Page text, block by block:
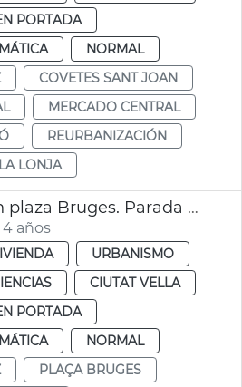
PORTADA
NORMAL
COVETES SANT JOAN
MERCADO CENTRAL
REURBANIZACIÓN
LA LONJA
Reurbanización plaza Bruges. Parada flors
años
URBANISMO
CIUTAT VELLA
PORTADA
NORMAL
PLAÇA BRUGES